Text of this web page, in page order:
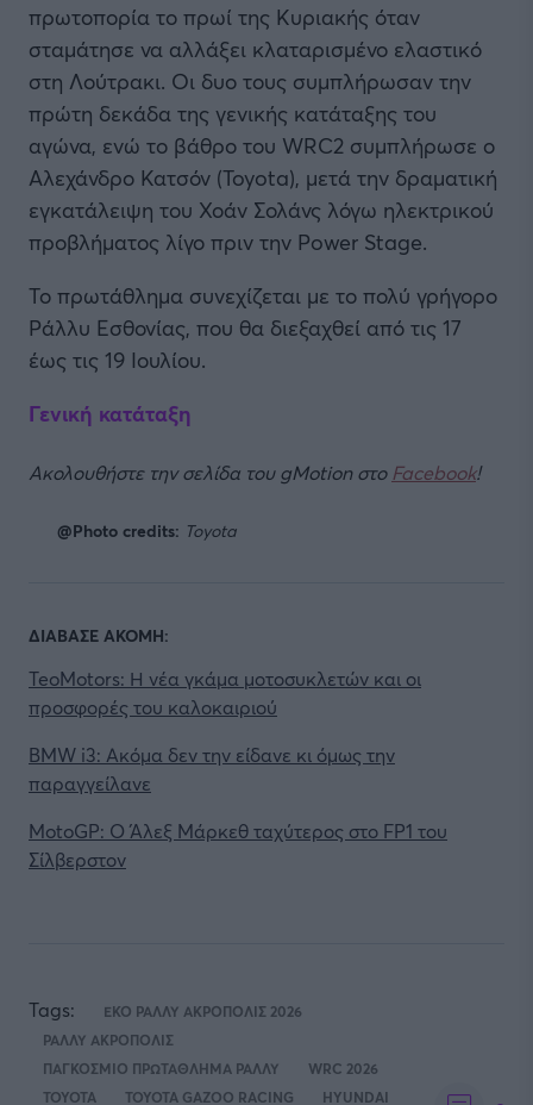
πρωτοπορία το πρωί της Κυριακής όταν
σταμάτησε να αλλάξει κλαταρισμένο ελαστικό
στη Λούτρακι. Οι δυο τους συμπλήρωσαν την
πρώτη δεκάδα της γενικής κατάταξης του
αγώνα, ενώ το βάθρο του WRC2 συμπλήρωσε ο
Αλεχάνδρο Κατσόν (Toyota), μετά την δραματική
εγκατάλειψη του Χοάν Σολάνς λόγω ηλεκτρικού
προβλήματος λίγο πριν την Power Stage.
Το πρωτάθλημα συνεχίζεται με το πολύ γρήγορο
Ράλλυ Εσθονίας, που θα διεξαχθεί από τις 17
έως τις 19 Ιουλίου.
Γενική κατάταξη
Ακολουθήστε την σελίδα του gMotion στο Facebook!
@Photo credits: Toyota
ΔΙΑΒΑΣΕ ΑΚΟΜΗ:
TeoMotors: Η νέα γκάμα μοτοσυκλετών και οι
προσφορές του καλοκαιριού
BMW i3: Ακόμα δεν την είδανε κι όμως την
παραγγείλανε
MotoGP: O Άλεξ Μάρκεθ ταχύτερος στο FP1 του
Σίλβερστον
Tags:
ΕΚΟ ΡΑΛΛΥ ΑΚΡΟΠΟΛΙΣ 2026
ΡΑΛΛΥ ΑΚΡΟΠΟΛΙΣ
ΠΑΓΚΟΣΜΙΟ ΠΡΩΤΑΘΛΗΜΑ ΡΑΛΛΥ
WRC 2026
TOYOTA
TOYOTA GAZOO RACING HYUNDAI